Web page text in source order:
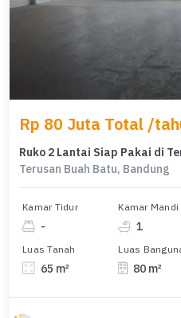
Rp 80 Juta Total /
Ruko 2 Lantai Siap Pakai di
Terusan Buah Batu, Bandung
Kamar Tidur
-
Kamar Mandi
1
Luas Tanah
65 m²
Luas
80 m²